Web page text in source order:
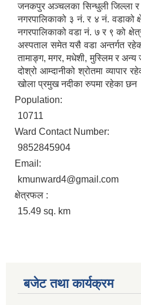
जनकपुर अञ्चलका सिन्धुली जिल्ला र
नगरपालिकाको ३ नं. र ४ नं. वडाको
नगरपालिकाको वडा नं. ७ र ९ को
अस्पताल समेत यसै वडा अन्तर्गत
तामाङ्ग, मगर, मधेशी, मुस्लिम र
दोश्रो आम्दानीको श्रोतमा
खोला प्रमुख नदीका रुपमा रहेका छन
Population:
10711
Ward Contact Number:
9852845904
Email:
kmunward4@gmail.com
क्षेत्रफल :
15.49 sq. km
बजेट तथा कार्यक्रम